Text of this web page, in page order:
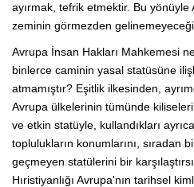
ayırmak, tefrik etmektir. Bu yönüyle
zeminin görmezden
Avrupa İnsan Hakları Mahkemesi
binlerce caminin yasal statüsüne
atmamıştır? Eşitlik ilkesinden,
Avrupa ülkelerinin tümünde
ve etkin statüyle, kullandıkları
toplulukların konumlarını, sıradan
geçmeyen statülerini bir
Hıristiyanlığı Avrupa'nın tarihsel